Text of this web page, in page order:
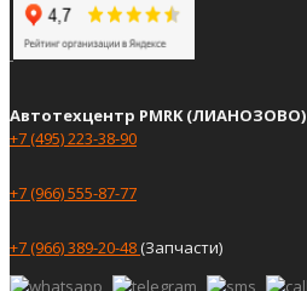
Автотехцентр PMRK (ЛИАНОЗОВО)
+7 (495) 223-38-90
+7 (966) 555-87-77
+7 (966) 389-20-48(Запчасти)